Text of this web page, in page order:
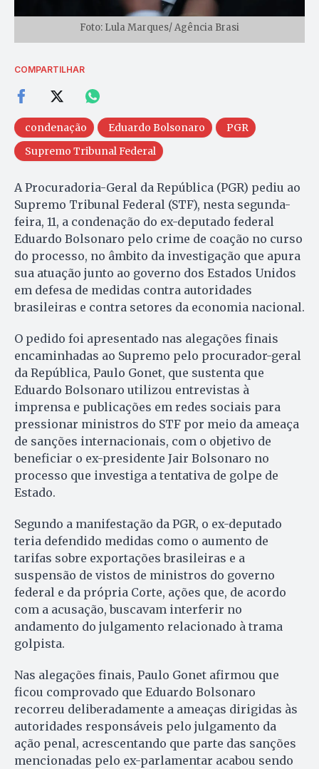
Foto: Lula Marques/ Agência Brasi
COMPARTILHAR
condenação Eduardo Bolsonaro
PGR
Supremo Tribunal Federal
A Procuradoria-Geral da República (PGR) pediu ao
Supremo Tribunal Federal (STF), nesta segunda-
feira, 11, a condenação do ex-deputado federal
Eduardo Bolsonaro pelo crime de coação no curso
do processo, no âmbito da investigação que apura
sua atuação junto ao governo dos Estados Unidos
em defesa de medidas contra autoridades
brasileiras e contra setores da economia nacional.
O pedido foi apresentado nas alegações finais
encaminhadas ao Supremo pelo procurador-geral
da República, Paulo Gonet, que sustenta que
Eduardo Bolsonaro utilizou entrevistas à
imprensa e publicações em redes sociais para
pressionar ministros do STF por meio da ameaça
de sanções internacionais, com o objetivo de
beneficiar o ex-presidente Jair Bolsonaro no
processo que investiga a tentativa de golpe de
Estado.
Segundo a manifestação da PGR, o ex-deputado
teria defendido medidas como o aumento de
tarifas sobre exportações brasileiras e a
suspensão de vistos de ministros do governo
federal e da própria Corte, ações que, de acordo
com a acusação, buscavam interferir no
andamento do julgamento relacionado à trama
golpista.
Nas alegações finais, Paulo Gonet afirmou que
ficou comprovado que Eduardo Bolsonaro
recorreu deliberadamente a ameaças dirigidas às
autoridades responsáveis pelo julgamento da
ação penal, acrescentando que parte das sanções
mencionadas pelo ex-parlamentar acabou sendo